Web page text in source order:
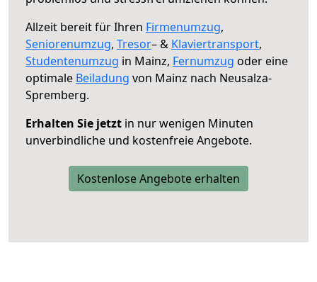
Allzeit bereit für Ihren Firmenumzug,
Seniorenumzug, Tresor– & Klaviertransport,
Studentenumzug in Mainz, Fernumzug oder eine
optimale Beiladung von Mainz nach Neusalza-
Spremberg.
Erhalten Sie jetzt in nur wenigen Minuten
unverbindliche und kostenfreie Angebote.
Kostenlose Angebote erhalten